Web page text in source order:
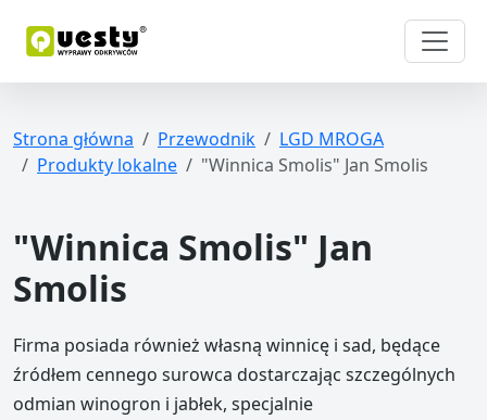
Strona główna Przewodnik
LGD MROGA
Produkty lokalne
"Winnica Smolis" Jan Smolis
"Winnica Smolis" Jan
Smolis
Firma posiada również własną winnicę i sad, będące
źródłem cennego surowca dostarczając szczególnych
odmian winogron i jabłek, specjalnie